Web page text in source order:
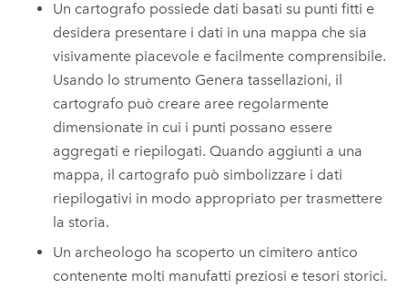
Un cartografo possiede dati basati su punti fitti e
desidera presentare i dati in una mappa che sia
visivamente piacevole e facilmente comprensibile.
Usando lo strumento Genera tassellazioni, il
cartografo può creare aree regolarmente
dimensionate in cui i punti possano essere
aggregati e riepilogati. Quando aggiunti a una
mappa, il cartografo può simbolizzare i dati
riepilogativi in modo appropriato per trasmettere
la storia.
Un archeologo ha scoperto un cimitero antico
contenente molti manufatti preziosi e tesori storici.